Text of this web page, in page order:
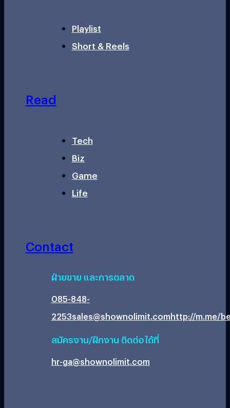
Playlist
Short & Reels
Read
Tech
Biz
Game
Life
Contact
ฝ่ายขาย และการตลาด
085-848-
2253sales@shownolimit.comhttp://m.me/
สมัครงาน/ฝึกงาน ติดต่อได้ที่
hr-ga@shownolimit.com